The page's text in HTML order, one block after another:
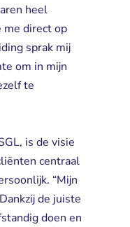
heel
direct op
sprak mij
om in mijn
te
is de visie
centraal
“Mijn
de juiste
doen en